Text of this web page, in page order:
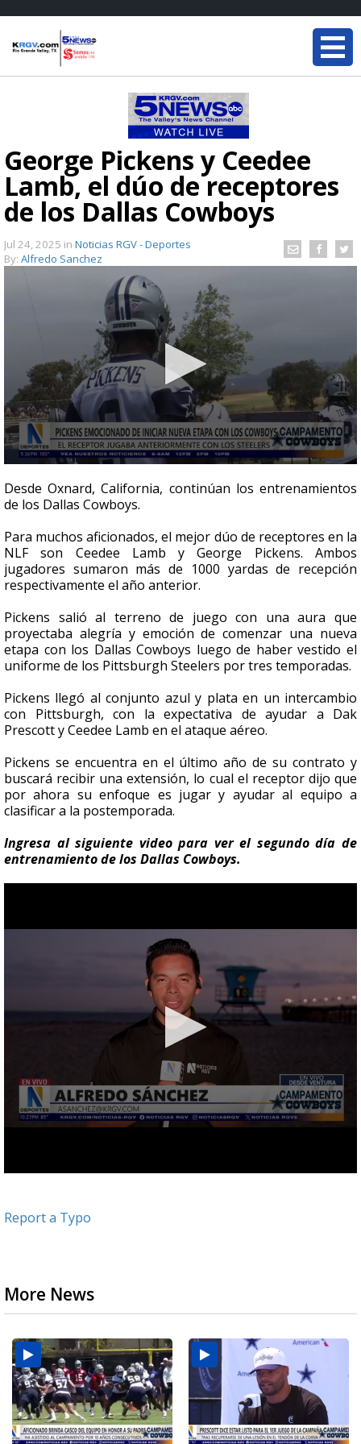
George Pickens y Ceedee
Lamb, el dúo de receptores
de los Dallas Cowboys
Jul 24, 2025 in Noticias RGV - Deportes
By: Alfredo Sanchez
seconds
of
2
15
seconds
Desde Oxnard, California, continúan los entrenamientos
de los Dallas Cowboys.
Para muchos aficionados, el mejor dúo de receptores en la
NLF son Ceedee Lamb y George Pickens. Ambos
jugadores sumaron más de 1000 yardas de recepción
respectivamente el año anterior.
Pickens salió al terreno de juego con una aura que
proyectaba alegría y emoción de comenzar una nueva
etapa con los Dallas Cowboys luego de haber vestido el
uniforme de los Pittsburgh Steelers por tres temporadas.
Pickens llegó al conjunto azul y plata en un intercambio
con Pittsburgh, con la expectativa de ayudar a Dak
Prescott y Ceedee Lamb en el ataque aéreo.
Pickens se encuentra en el último año de su contrato y
buscará recibir una extensión, lo cual el receptor dijo que
por ahora su enfoque es jugar y ayudar al equipo a
clasificar a la postemporada.
Ingresa al siguiente video para ver el segundo día de
entrenamiento de los Dallas Cowboys.
Report a Typo
More News